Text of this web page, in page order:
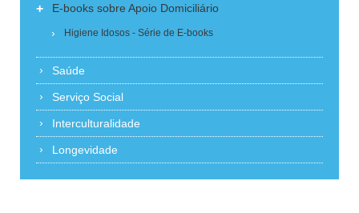
+ E-books sobre Apoio Domiciliário
Higiene Idosos - Série de E-books
Saúde
Serviço Social
Interculturalidade
Longevidade